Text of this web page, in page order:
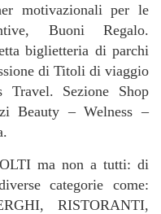
motivazionali per le
Buoni Regalo.
biglietteria di parchi
di Titoli di viaggio
Sezione Shop
Beauty – Welness –
ma non a tutti: di
categorie come:
RISTORANTI,